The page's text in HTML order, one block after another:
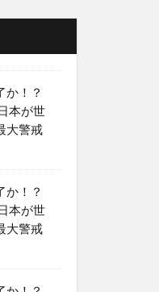
か！？
本が世
大警戒
か！？
本が世
大警戒